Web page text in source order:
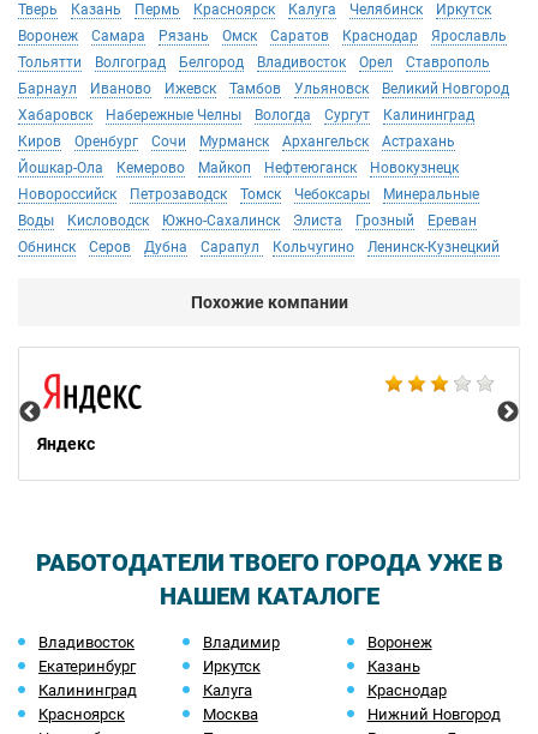
Тверь
Казань Пермь Красноярск Калуга Челябинск
Иркутск
Воронеж
Самара Рязань Омск Саратов Краснодар
Ярославль
Тольятти
Волгоград Белгород Владивосток Орел
Ставрополь
Барнаул
Иваново Ижевск Тамбов Ульяновск
Великий Новгород
Хабаровск
Набережные Челны Вологда Сургут
Калининград
Киров
Оренбург Сочи Мурманск Архангельск
Астрахань
Йошкар-Ола
Кемерово Майкоп Нефтеюганск
Новокузнецк
Новороссийск
Петрозаводск Томск Чебоксары
Минеральные
Воды
Кисловодск Южно-Сахалинск Элиста Грозный
Ереван
Обнинск
Серов Дубна Сарапул Кольчугино Ленинск-Кузнецкий
Похожие компании
Яндекс
РАБОТОДАТЕЛИ ТВОЕГО ГОРОДА УЖЕ В
НАШЕМ КАТАЛОГЕ
Владивосток Владимир
Воронеж
Екатеринбург
Иркутск
Казань
Калининград
Калуга
Краснодар
Красноярск
Москва
Нижний Новгород